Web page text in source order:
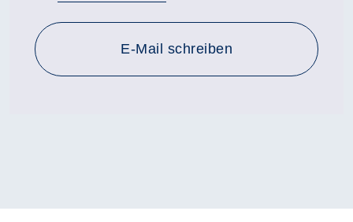
E-Mail schreiben